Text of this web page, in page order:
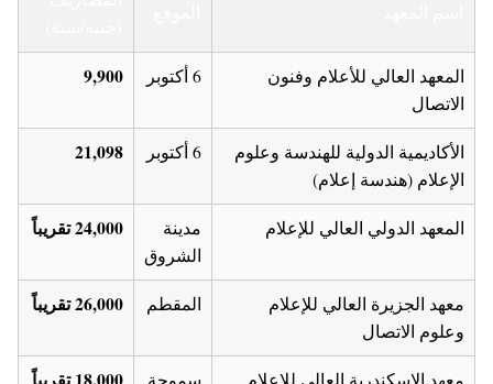
المعهد العالي للأعلام وفنون
الاتصال
6 أكتوبر 9,900
الأكاديمية الدولية للهندسة وعلوم
الإعلام (هندسة إعلام)
6 أكتوبر 21,098
المعهد الدولي العالي للإعلام
مدينة
الشروق
24,000 تقريباً
معهد الجزيرة العالي للإعلام
وعلوم الاتصال
المقطم 26,000 تقريباً
معهد الإسكندرية العالي للإعلام سموحة